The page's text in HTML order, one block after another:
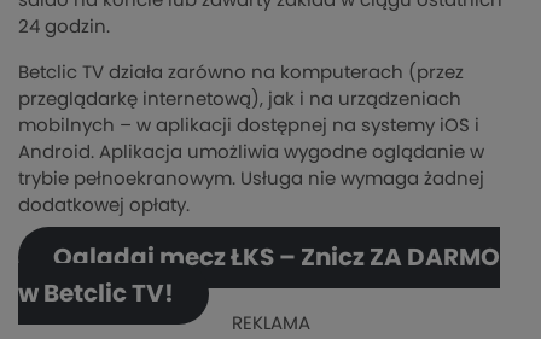
24 godzin.
Betclic TV działa zarówno na komputerach (przez
przeglądarkę internetową), jak i na urządzeniach
mobilnych – w aplikacji dostępnej na systemy iOS i
Android. Aplikacja umożliwia wygodne oglądanie w
trybie pełnoekranowym. Usługa nie wymaga żadnej
dodatkowej opłaty.
Oglądaj mecz ŁKS – Znicz ZA DARMO
w Betclic TV!
REKLAMA